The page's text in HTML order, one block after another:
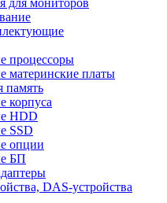
для мониторов
процессоры
материнские платы
память
корпуса
HDD
SSD
опции
БП
DAS-устройства